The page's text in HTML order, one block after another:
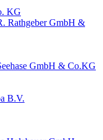
KG
Rathgeber GmbH &
GmbH & Co.KG
B.V.